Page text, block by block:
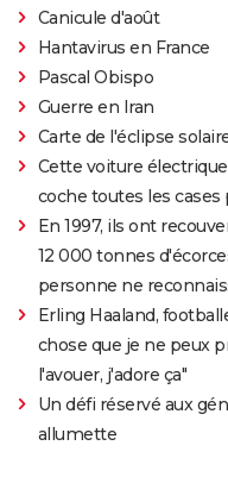
Canicule d'août
Hantavirus en France
Pascal Obispo
Guerre en Iran
Carte de l'éclipse
Cette voiture
coche toutes les
En 1997, ils ont
12 000 tonnes
personne ne
Erling Haaland,
chose que je ne peux
l'avouer, j'adore ça"
Un défi réservé aux
allumette